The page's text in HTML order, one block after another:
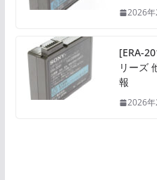
2026
[ERA-
リーズ
報
2026